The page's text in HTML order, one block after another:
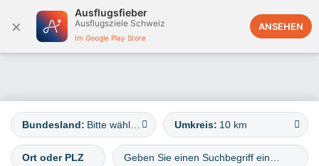
×
Ausflugsfieber
Ausflugsziele Schweiz
Im Google Play Store
ANSEHEN
Deutschland
Bundesland: Umkreis: 10 km